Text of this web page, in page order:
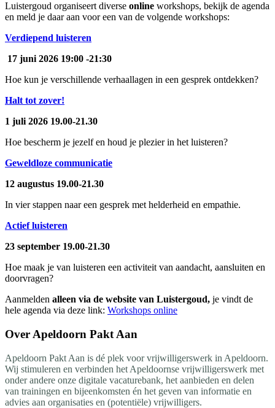
Luistergoud organiseert diverse online workshops, bekijk de agenda
en meld je daar aan voor een van de volgende workshops:
Verdiepend luisteren
17 juni 2026 19:00 -21:30
Hoe kun je verschillende verhaallagen in een gesprek ontdekken?
Halt tot zover!
1 juli 2026 19.00-21.30
Hoe bescherm je jezelf en houd je plezier in het luisteren?
Geweldloze communicatie
12 augustus 19.00-21.30
In vier stappen naar een gesprek met helderheid en empathie.
Actief luisteren
23 september 19.00-21.30
Hoe maak je van luisteren een activiteit van aandacht, aansluiten en
doorvragen?
Aanmelden alleen via de website van Luistergoud, je vindt de
hele agenda via deze link: Workshops online
Over Apeldoorn Pakt Aan
Apeldoorn Pakt Aan is dé plek voor vrijwilligerswerk in Apeldoorn.
Wij stimuleren en verbinden het Apeldoornse vrijwilligerswerk met
onder andere onze digitale vacaturebank, het aanbieden en delen
van trainingen en bijeenkomsten én het geven van informatie en
advies aan organisaties en (potentiële) vrijwilligers.